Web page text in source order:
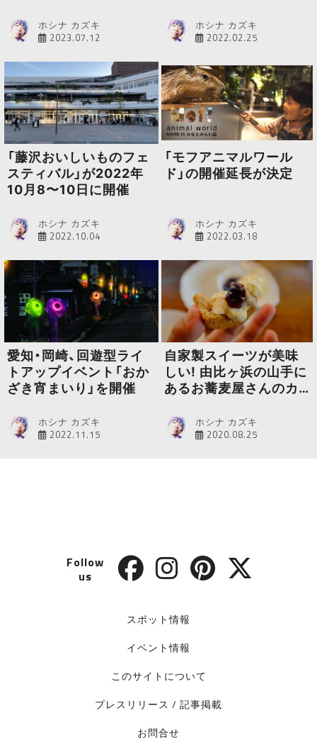
ホシナ カズキ
2023.07.12
ホシナ カズキ
2022.02.25
「藤沢おいしいものフェ
スティバル」が2022年
10月8〜10日に開催
ホシナ カズキ
2022.10.04
「モフアニマルワール
ド」の開催延長が決定
ホシナ カズキ
2022.03.18
愛知・岡崎、回遊型ライ
トアップイベント「おか
ざき宵まいり」を開催
ホシナ カズキ
2022.11.15
自家製スイーツが美味
しい! 由比ヶ浜の山手に
あるお蕎麦屋さんのカ
ホシナ カズキ
2020.08.25
Follow
us
スポット情報
イベント情報
このサイトについて
プレスリリース / 記事掲載
お問合せ